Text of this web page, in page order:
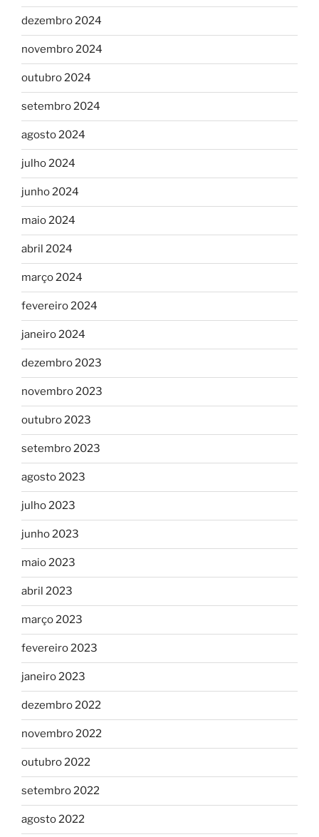
dezembro 2024
novembro 2024
outubro 2024
setembro 2024
agosto 2024
julho 2024
junho 2024
maio 2024
abril 2024
março 2024
fevereiro 2024
janeiro 2024
dezembro 2023
novembro 2023
outubro 2023
setembro 2023
agosto 2023
julho 2023
junho 2023
maio 2023
abril 2023
março 2023
fevereiro 2023
janeiro 2023
dezembro 2022
novembro 2022
outubro 2022
setembro 2022
agosto 2022